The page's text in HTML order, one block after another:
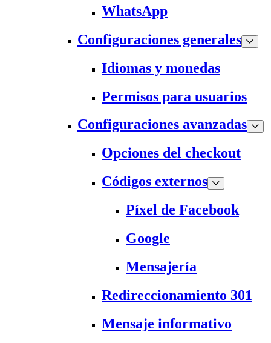
WhatsApp
Configuraciones generales
Idiomas y monedas
Permisos para usuarios
Configuraciones avanzadas
Opciones del checkout
Códigos externos
Píxel de Facebook
Google
Mensajería
Redireccionamiento 301
Mensaje informativo